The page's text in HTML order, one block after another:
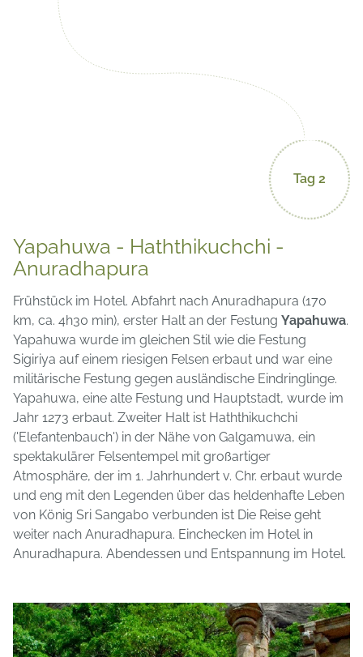
Tag 2
Yapahuwa - Haththikuchchi -
Anuradhapura
Frühstück im Hotel. Abfahrt nach Anuradhapura (170
km, ca. 4h30 min), erster Halt an der Festung Yapahuwa.
Yapahuwa wurde im gleichen Stil wie die Festung
Sigiriya auf einem riesigen Felsen erbaut und war eine
militärische Festung gegen ausländische Eindringlinge.
Yapahuwa, eine alte Festung und Hauptstadt, wurde im
Jahr 1273 erbaut. Zweiter Halt ist Haththikuchchi
('Elefantenbauch') in der Nähe von Galgamuwa, ein
spektakulärer Felsentempel mit großartiger
Atmosphäre, der im 1. Jahrhundert v. Chr. erbaut wurde
und eng mit den Legenden über das heldenhafte Leben
von König Sri Sangabo verbunden ist Die Reise geht
weiter nach Anuradhapura. Einchecken im Hotel in
Anuradhapura. Abendessen und Entspannung im Hotel.